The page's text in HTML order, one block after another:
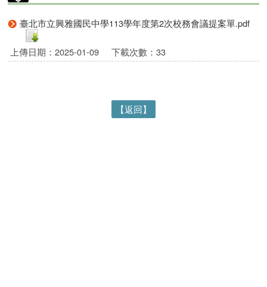
臺北市立興雅國民中學113學年度第2次校務會議提案單.pdf
上傳日期：2025-01-09 下載次數：33
【返回】